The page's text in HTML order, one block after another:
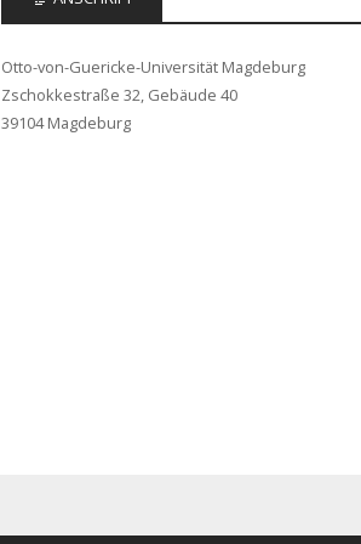
Otto-von-Guericke-Universität Magdeburg
Zschokkestraße 32, Gebäude 40
39104 Magdeburg